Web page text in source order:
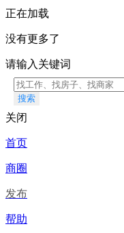
正在加载
没有更多了
请输入关键词
搜索
关闭
首页
商圈
发布
帮助